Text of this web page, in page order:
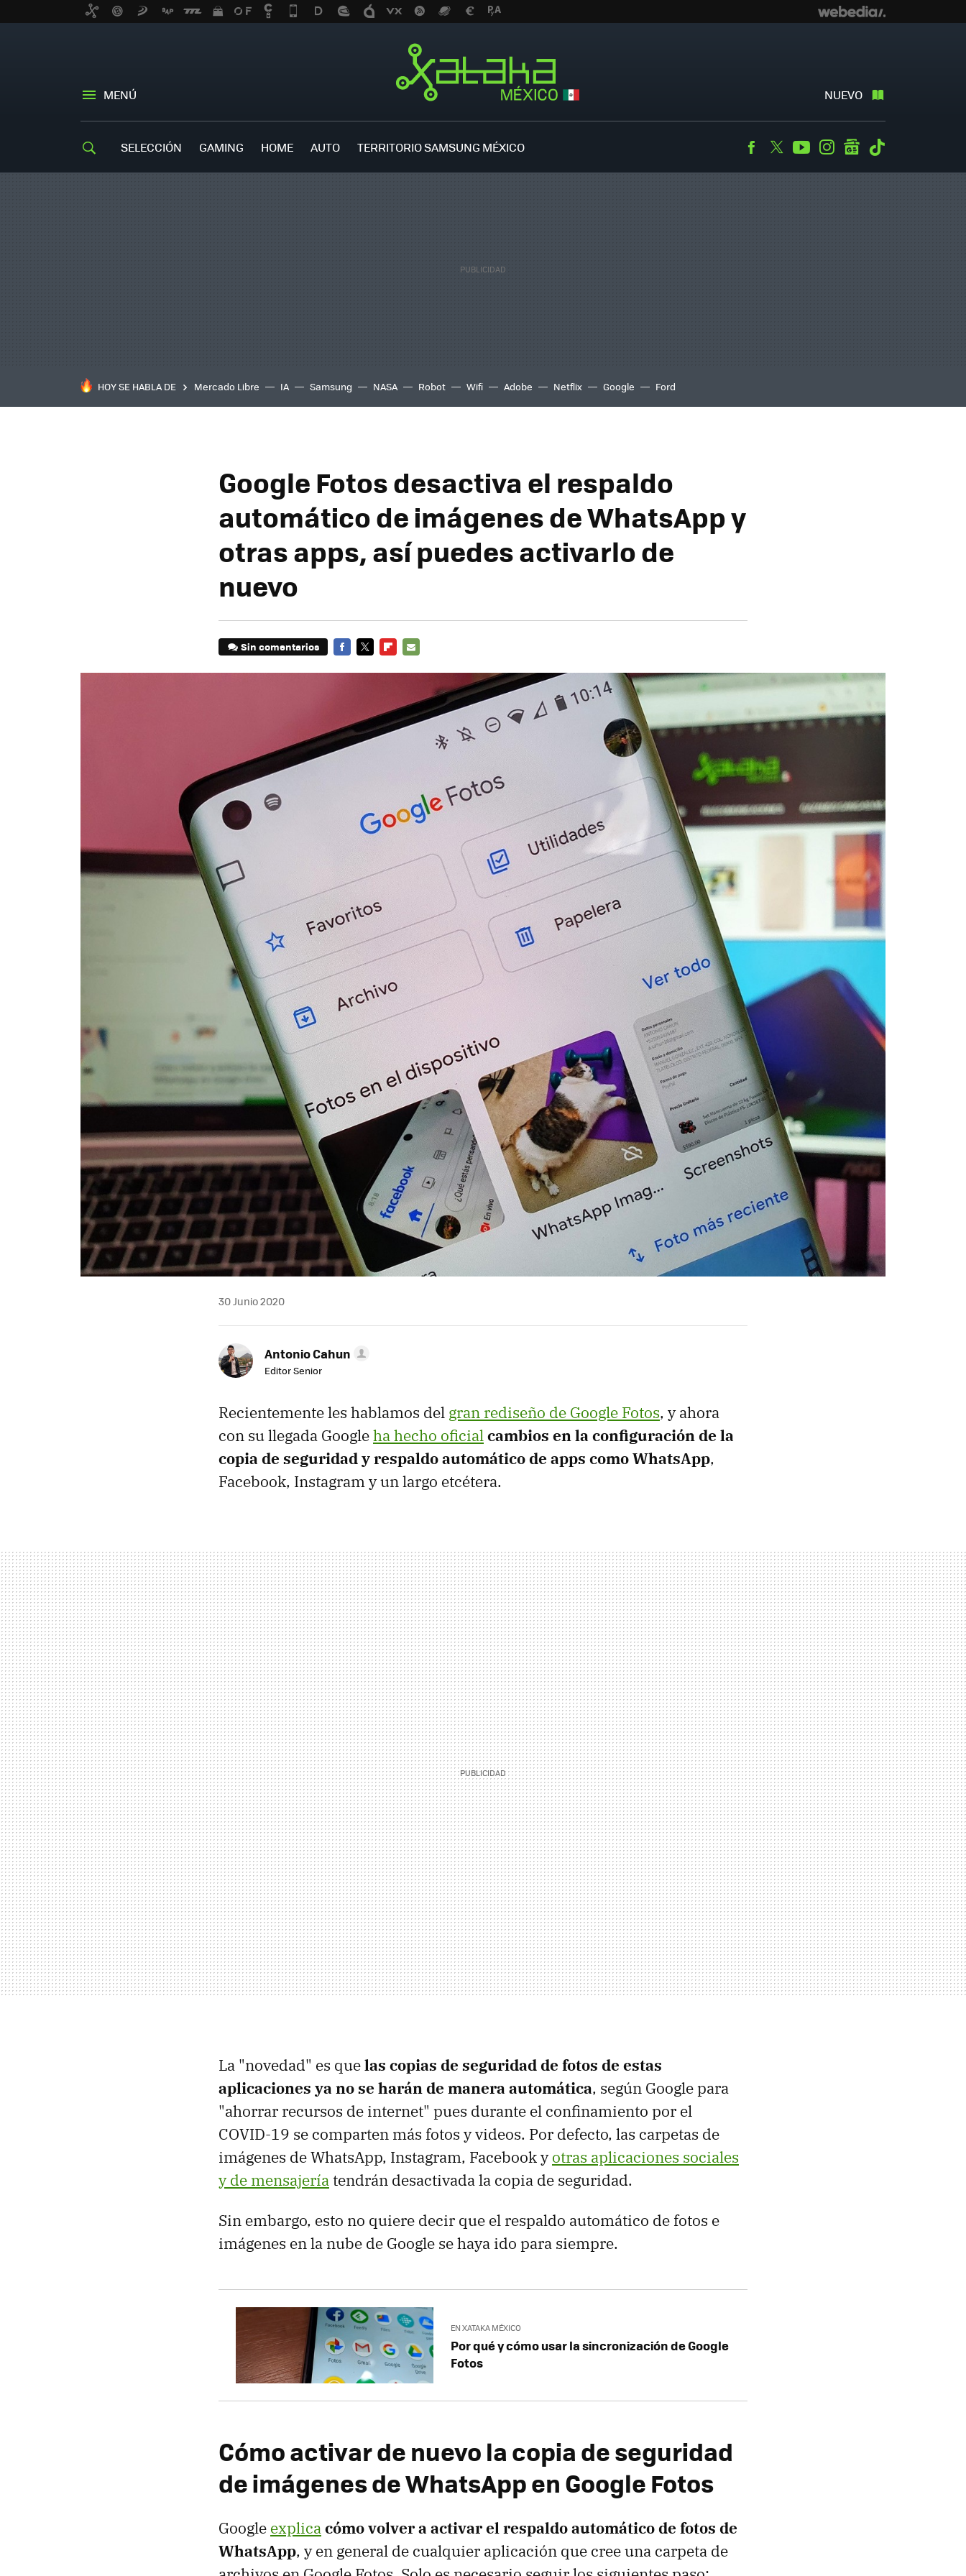
MENÚ NUEVO
SELECCIÓN GAMING HOME AUTO TERRITORIO SAMSUNG MÉXICO Facebook
TwitterYoutubeInstagramgooglenews
HOY SE HABLA DE Mercado Libre IA Samsung NASA Robot Wifi Adobe Netflix Google Ford
Google Fotos desactiva el respaldo
automático de imágenes de WhatsApp y
otras apps, así puedes activarlo de
nuevo
Sin comentarios
30 Junio 2020
Antonio Cahun
Editor Senior
Recientemente les hablamos del gran rediseño de Google Fotos, y ahora
con su llegada Googleha hecho oficialcambios en la configuración de la
copia de seguridad y respaldo automático de apps como WhatsApp,
Facebook, Instagram y un largo etcétera.
La "novedad" es quelas copias de seguridad de fotos de estas
aplicaciones ya no se harán de manera automática, según Google para
"ahorrar recursos de internet" pues durante el confinamiento por el
COVID-19 se comparten más fotos y videos. Por defecto, las carpetas de
imágenes de WhatsApp, Instagram, Facebook yotras aplicaciones sociales
y de mensajería tendrán desactivada la copia de seguridad.
Sin embargo, esto no quiere decir que el respaldo automático de fotos e
imágenes en la nube de Google se haya ido para siempre.
EN XATAKA MÉXICO
Por qué y cómo usar la sincronización de Google
Fotos
Cómo activar de nuevo la copia de seguridad
de imágenes de WhatsApp en Google Fotos
Google explica cómo volver a activar el respaldo automático de fotos de
WhatsApp, y en general de cualquier aplicación que cree una carpeta de